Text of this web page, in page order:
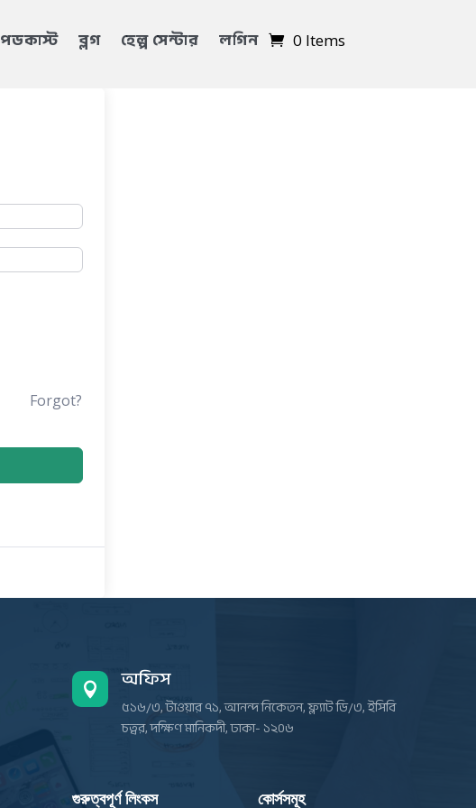
পডকাস্ট ব্লগ হেল্প সেন্টার লগিন 0 Items
Forgot?
 অফিস
৫১৬/৩, টাওয়ার ৭১, আনন্দ নিকেতন, ফ্ল্যাট ডি/৩, ইসিবি
চত্বর, দক্ষিণ মানিকদী, ঢাকা- ১২০৬
গুরুত্বপূর্ণ লিংকস কোর্সসমূহ